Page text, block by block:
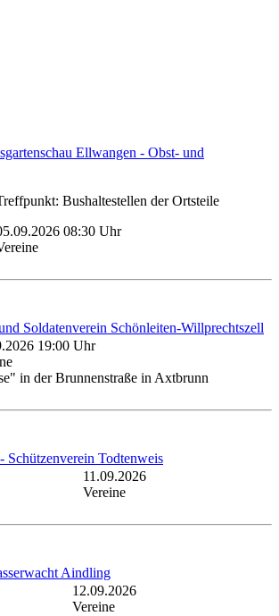
Ellwangen - Obst- und
Bushaltestellen der Ortsteile
08:30 Uhr
Soldatenverein Schönleiten-Willprechtszell
19:00 Uhr
in der Brunnenstraße in Axtbrunn
Todtenweis
11.09.2026
Vereine
Aindling
12.09.2026
Vereine